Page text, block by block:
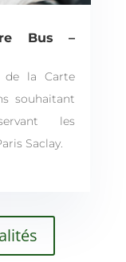
Bus –
de la Carte
souhaitant
les
Saclay.